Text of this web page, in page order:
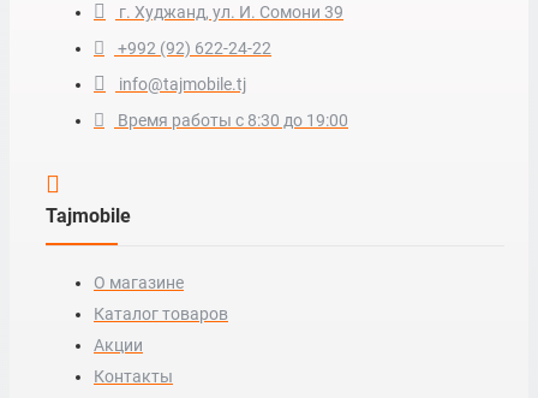
г. Худжанд, ул. И. Сомони 39
+992 (92) 622-24-22
info@tajmobile.tj
Время работы с 8:30 до 19:00
Tajmobile
О магазине
Каталог товаров
Акции
Контакты